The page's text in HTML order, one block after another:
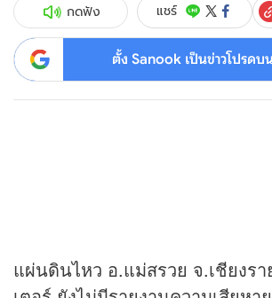
กดฟัง แชร์
ตั้ง Sanook เป็นข่าวโปรด
แผ่นดินไหว อ.แม่สรวย จ.เชียงร